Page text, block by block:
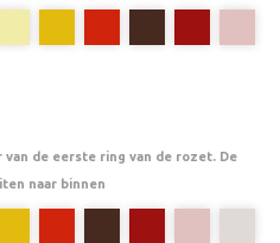
de eerste ring van de rozet. De
naar binnen